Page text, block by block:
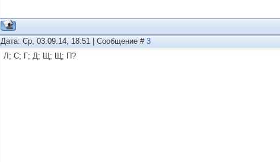
Дата: Ср, 03.09.14, 18:51 | Сообщение # 3
Л; С; Г; Д; Щ; Щ; П?